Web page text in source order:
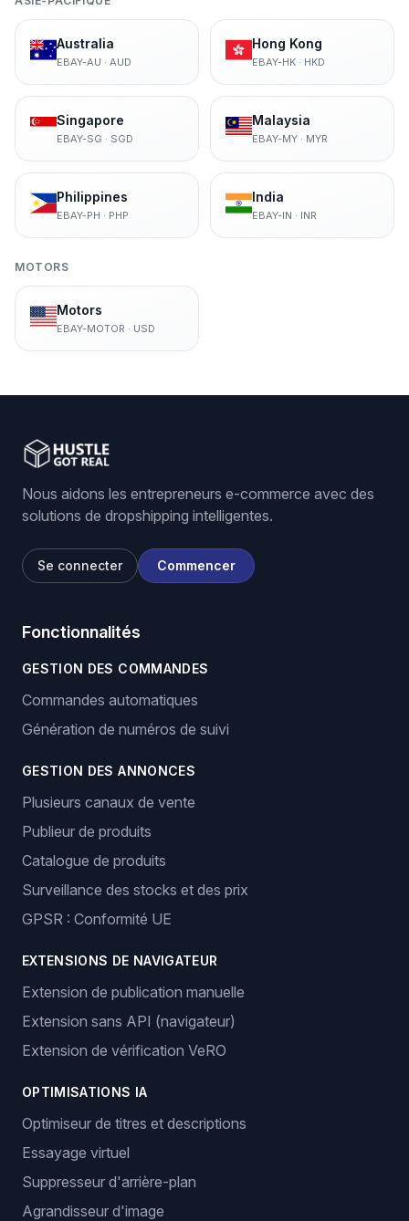
Australia
EBAY-AU · AUD
Hong Kong
EBAY-HK· HKD
Singapore
EBAY-SG · SGD
Malaysia
EBAY-MY· MYR
Philippines
EBAY-PH · PHP
India
EBAY-IN · INR
MOTORS
Motors
EBAY-MOTOR · USD
Nous aidons les entrepreneurs e-commerce avec des
solutions de dropshipping intelligentes.
Se connecter Commencer
Fonctionnalités
GESTION DES COMMANDES
Commandes automatiques
Génération de numéros de suivi
GESTION DES ANNONCES
Plusieurs canaux de vente
Publieur de produits
Catalogue de produits
Surveillance des stocks et des prix
GPSR : Conformité UE
EXTENSIONS DE NAVIGATEUR
Extension de publication manuelle
Extension sans API (navigateur)
Extension de vérification VeRO
OPTIMISATIONS IA
Optimiseur de titres et descriptions
Essayage virtuel
Suppresseur d'arrière-plan
Agrandisseur d'image